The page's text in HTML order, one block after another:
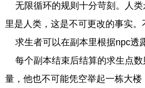
无限循环的规则十分苛刻。人类
里是人类，这是不可更改的事实
求生者可以在副本里根据npc透
每个副本结束后结算的求生点数
量，他也不可能凭空举起一栋大楼